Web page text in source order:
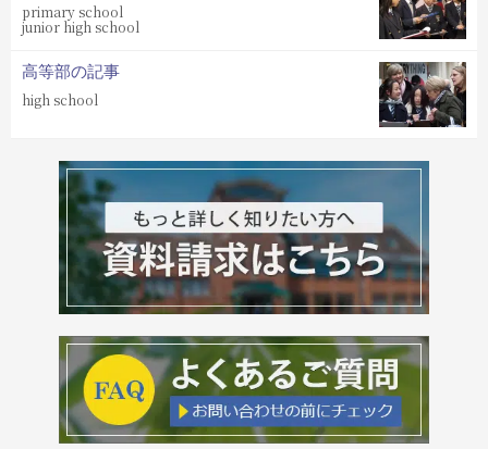
primary school
junior high school
高等部の記事
high school